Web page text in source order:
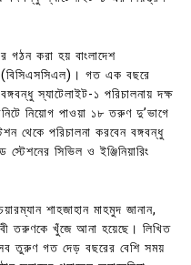
গঠন করা হয় বাংলাদেশ
(বিসিএসসিএল)। গত এক বছরে
স্যাটেলাইট-১ পরিচালনায় দক্ষ
নিয়োগ পাওয়া ১৮ তরুণ দু’ভাগে
থেকে পরিচালনা করবেন বঙ্গবন্ধু
সিভিল ও ইঞ্জিনিয়ারিং
শাহজাহান মাহমুদ জানান,
তরুণকে খুঁজে আনা হয়েছে। লিখিত
তুরুণ গত দেড় বছরের বেশি সময়